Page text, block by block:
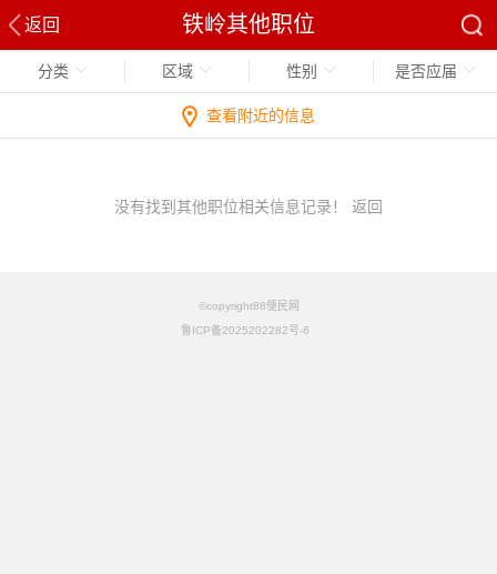
返回 铁岭其他职位
分类 区域 性别 是否应届
查看附近的信息
没有找到其他职位相关信息记录！ 返回
©copyright88便民网
鲁ICP备2025202282号-6